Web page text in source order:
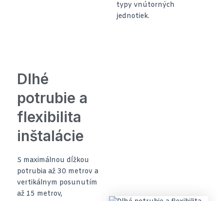
typy vnútorných
jednotiek.
Dlhé
potrubie a
flexibilita
inštalácie
S maximálnou dĺžkou
potrubia až 30 metrov a
vertikálnym posunutím
až 15 metrov,